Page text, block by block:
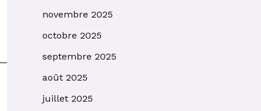
novembre 2025
octobre 2025
septembre 2025
août 2025
juillet 2025